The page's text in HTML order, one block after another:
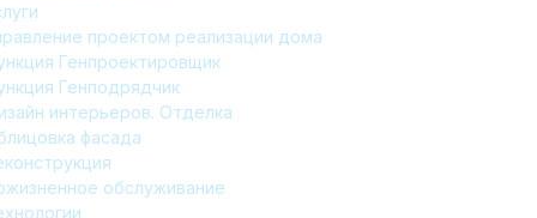
проектом реализации дома
Генпроектировщик
Генподрядчик
интерьеров. Отделка
фасада
обслуживание